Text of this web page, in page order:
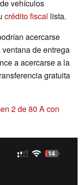
vehículos
crédito fiscal lista.
acercarse
de entrega
a acercarse a la
gratuita
2 de 80 A con